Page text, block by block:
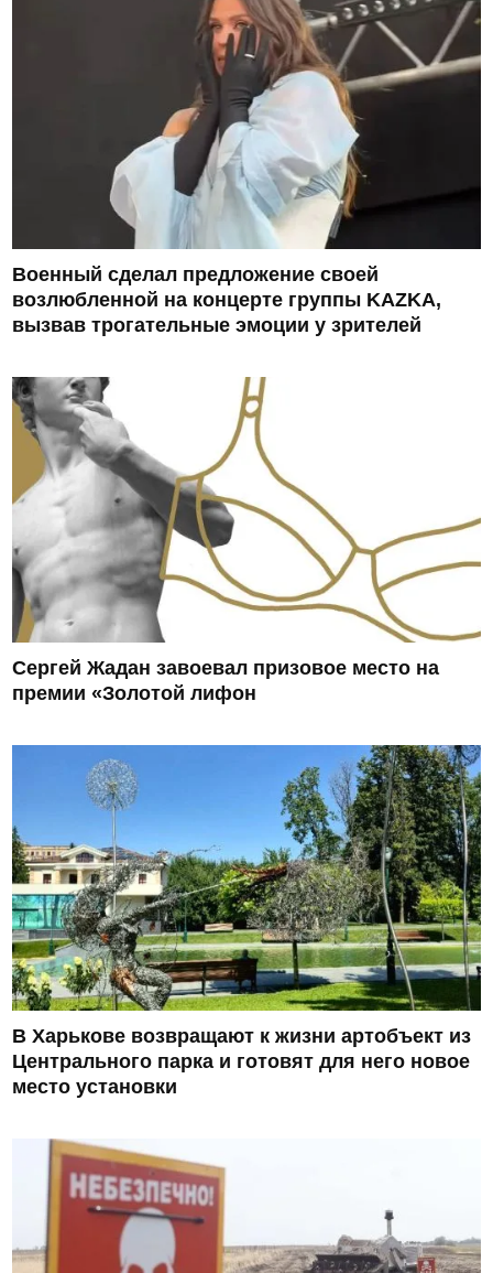
Военный сделал предложение своей
возлюбленной на концерте группы KAZKA,
вызвав трогательные эмоции у зрителей
Сергей Жадан завоевал призовое место на
премии «Золотой лифон
В Харькове возвращают к жизни артобъект из
Центрального парка и готовят для него новое
место установки